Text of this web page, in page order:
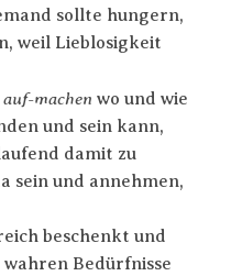
sollte hungern,
weil Lieblosigkeit
auf-machen wo und wie
und sein kann,
damit zu
sein und annehmen,
beschenkt und
Bedürfnisse